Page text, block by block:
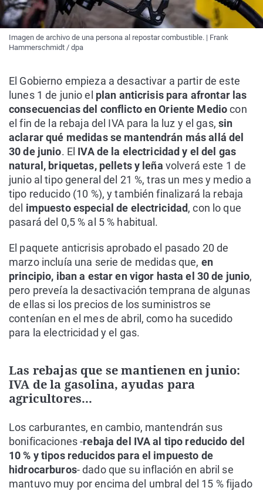
Imagen de archivo de una persona al repostar combustible. | Frank
Hammerschmidt / dpa
El Gobierno empieza a desactivar a partir de este
lunes 1 de junio el plan anticrisis para afrontar las
consecuencias del conflicto en Oriente Mediocon
el fin de la rebaja del IVA para la luz y el gas,sin
aclarar qué medidas se mantendrán más allá del
30 de junio. El IVA de la electricidad y el del gas
natural, briquetas, pellets y leña volverá este 1 de
junio al tipo general del 21 %, tras un mes y medio a
tipo reducido (10 %), y también finalizará la rebaja
del impuesto especial de electricidad, con lo que
pasará del 0,5 % al 5 % habitual.
El paquete anticrisis aprobado el pasado 20 de
marzo incluía una serie de medidas que, en
principio, iban a estar en vigor hasta el 30 de junio,
pero preveía la desactivación temprana de algunas
de ellas si los precios de los suministros se
contenían en el mes de abril, como ha sucedido
para la electricidad y el gas.
Las rebajas que se mantienen en junio:
IVA de la gasolina, ayudas para
agricultores...
Los carburantes, en cambio, mantendrán sus
bonificaciones -rebaja del IVA al tipo reducido del
10 % y tipos reducidos para el impuesto de
hidrocarburos- dado que su inflación en abril se
mantuvo muy por encima del umbral del 15 % fijado